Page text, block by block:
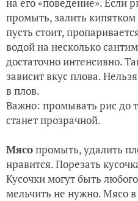
промыть, залить
пусть стоит,
водой на несколько
достаточно интенсивно.
зависит вкус плова.
в плов.
Важно: промывать рис до
станет прозрачной.
Мясопромыть, удалить
нравится. Порезать
Кусочки могут быть
мельчить не нужно. Мясо